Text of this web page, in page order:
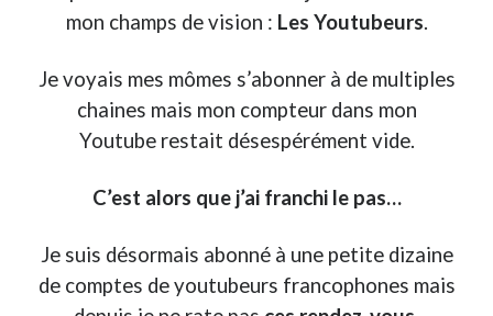
mon champs de vision : Les Youtubeurs.
Je voyais mes mômes s’abonner à de multiples
chaines mais mon compteur dans mon
Youtube restait désespérément vide.
C’est alors que j’ai franchi le pas…
Je suis désormais abonné à une petite dizaine
de comptes de youtubeurs francophones mais